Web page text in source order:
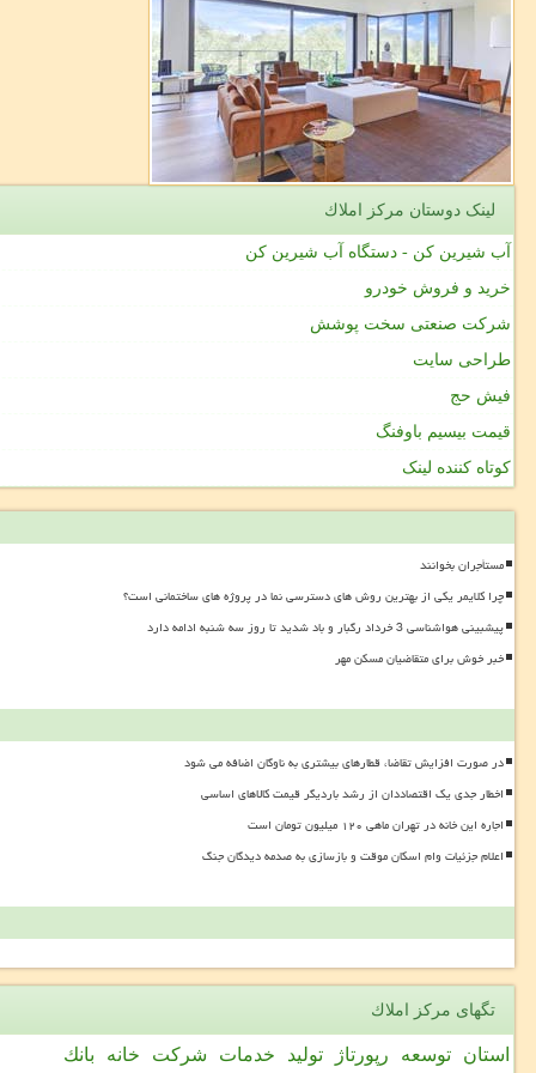
لینک دوستان مركز املاك
آب شیرین کن - دستگاه آب شیرین کن
خرید و فروش خودرو
شرکت صنعتی سخت پوشش
طراحی سایت
فیش حج
قیمت بیسیم باوفنگ
کوتاه کننده لینک
مستأجران بخوانند
چرا کلایمر یکی از بهترین روش های دسترسی نما در پروژه های ساختمانی است؟
پیشبینی هواشناسی 3 خرداد رگبار و باد شدید تا روز سه شنبه ادامه دارد
خبر خوش برای متقاضیان مسکن مهر
در صورت افزایش تقاضا، قطارهای بیشتری به ناوگان اضافه می شود
اخطار جدی یک اقتصاددان از رشد باردیگر قیمت کالاهای اساسی
اجاره این خانه در تهران ماهی ۱۲۰ میلیون تومان است
اعلام جزئیات وام اسکان موقت و بازسازی به صدمه دیدگان جنگ
تگهای مركز املاك
استان توسعه رپورتاژ تولید خدمات شركت خانه بانك